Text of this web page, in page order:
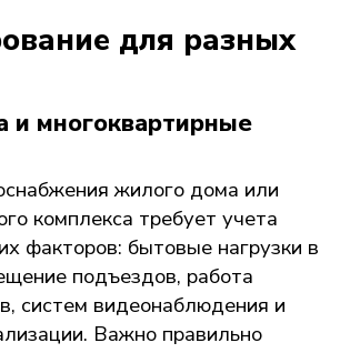
для разных
многоквартирные
жилого дома или
комплекса требует учета
факторов: бытовые нагрузки в
подъездов, работа
систем видеонаблюдения и
Важно правильно